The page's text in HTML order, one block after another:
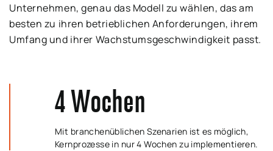
Unternehmen, genau das Modell zu wählen, das am
besten zu ihren betrieblichen Anforderungen, ihrem
Umfang und ihrer Wachstumsgeschwindigkeit passt.
4Wochen
Mit branchenüblichen Szenarien ist es möglich,
Kernprozesse in nur 4 Wochen zu implementieren.